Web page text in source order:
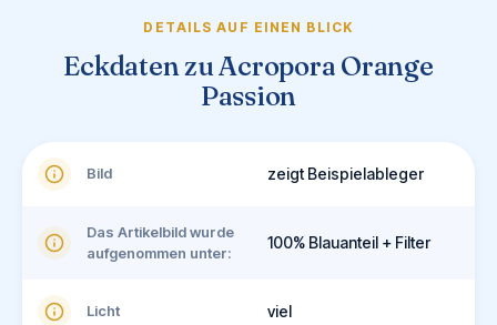
DETAILS AUF EINEN BLICK
Eckdaten zu Acropora Orange
Passion
Bild zeigt Beispielableger
Das Artikelbild wurde
aufgenommen unter:
100% Blauanteil + Filter
Licht viel